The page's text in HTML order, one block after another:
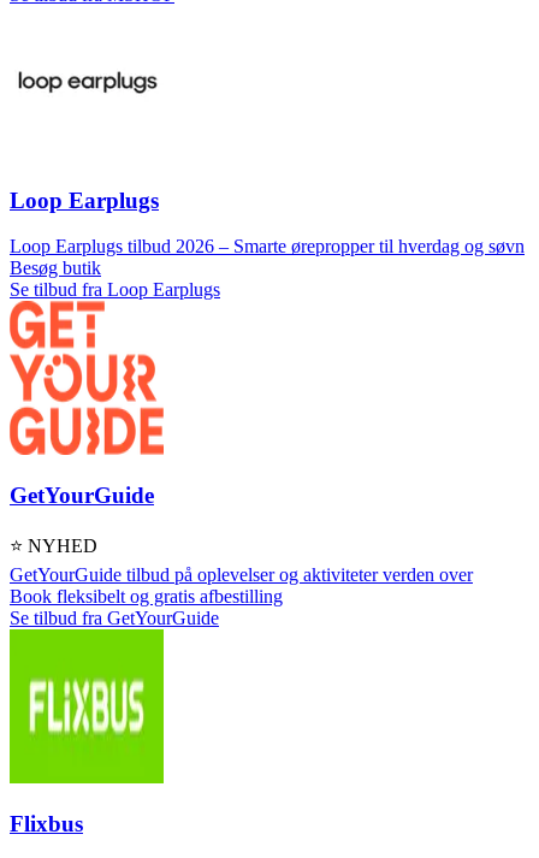
Loop Earplugs
Loop Earplugs tilbud 2026 – Smarte ørepropper til hverdag og søvn
Besøg butik
Se tilbud fra Loop Earplugs
GetYourGuide
⭐ NYHED
GetYourGuide tilbud på oplevelser og aktiviteter verden over
Book fleksibelt og gratis afbestilling
Se tilbud fra GetYourGuide
Flixbus